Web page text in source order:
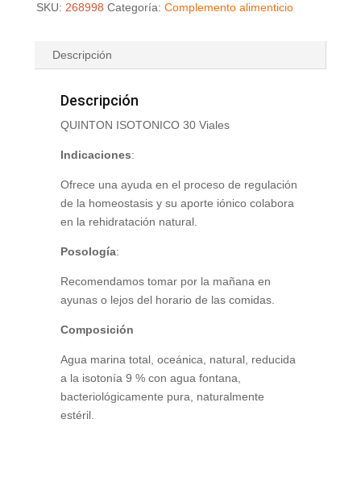
SKU: 268998 Categoría: Complemento alimenticio
Descripción
Descripción
QUINTON ISOTONICO 30 Viales
Indicaciones:
Ofrece una ayuda en el proceso de regulación
de la homeostasis y su aporte iónico colabora
en la rehidratación natural.
Posología:
Recomendamos tomar por la mañana en
ayunas o lejos del horario de las comidas.
Composición
Agua marina total, oceánica, natural, reducida
a la isotonía 9 % con agua fontana,
bacteriológicamente pura, naturalmente
estéril.